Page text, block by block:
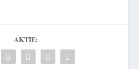
AKTIE: